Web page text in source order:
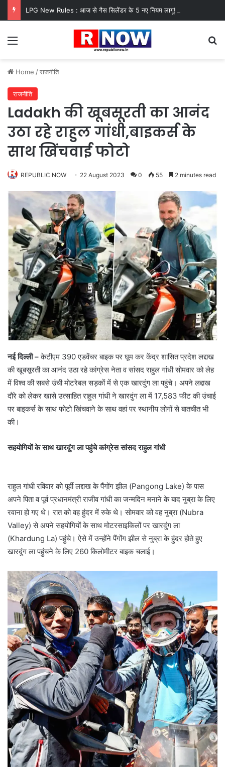
Menu
Home /राजनीति
राजनीति
Ladakh की खूबसूरती का आनंद
उठा रहे राहुल गांधी,बाइकर्स के
साथ खिंचवाई फोटो
REPUBLIC NOW 22 August 2023 0 55 2 minutes read
नई दिल्ली –केटीएम 390 एडवेंचर बाइक पर घूम कर केंद्र शासित प्रदेश लद्दाख
की खूबसूरती का आनंद उठा रहे कांग्रेस नेता व सांसद राहुल गांधी सोमवार को लेह
में विश्व की सबसे उंची मोटरेबल सड़कों में से एक खारदुंग ला पहुंचे। अपने लद्दाख
दौरे को लेकर खासे उत्साहित राहुल गांधी ने खारदुंग ला में 17,583 फीट की उंचाई
पर बाइकर्स के साथ फोटो खिंचवाने के साथ वहां पर स्थानीय लोगों से बातचीत भी
की।
सहयोगियों के साथ खारदुंग ला पहुंचे कांग्रेस सांसद राहुल गांधी
राहुल गांधी रविवार को पूर्वी लद्दाख के पैंगोंग झील (Pangong Lake) के पास
अपने पिता व पूर्व प्रधानमंत्री राजीव गांधी का जन्मदिन मनाने के बाद नुब्रा के लिए
रवाना हो गए थे। रात को वह हुंदर में रुके थे। सोमवार को वह नुब्रा (Nubra
Valley) से अपने सहयोगियों के साथ मोटरसाइकिलों पर खारदुंग ला
(Khardung La) पहुंचे। ऐसे में उन्होंने पैंगोंग झील से नुब्रा के हुंदर होते हुए
खारदुंग ला पहुंचने के लिए 260 किलोमीटर बाइक चलाई।